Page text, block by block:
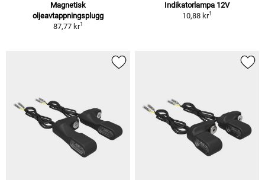
Magnetisk
oljeavtappningsplugg
87,77 kr1
Indikatorlampa 12V
10,88 kr1